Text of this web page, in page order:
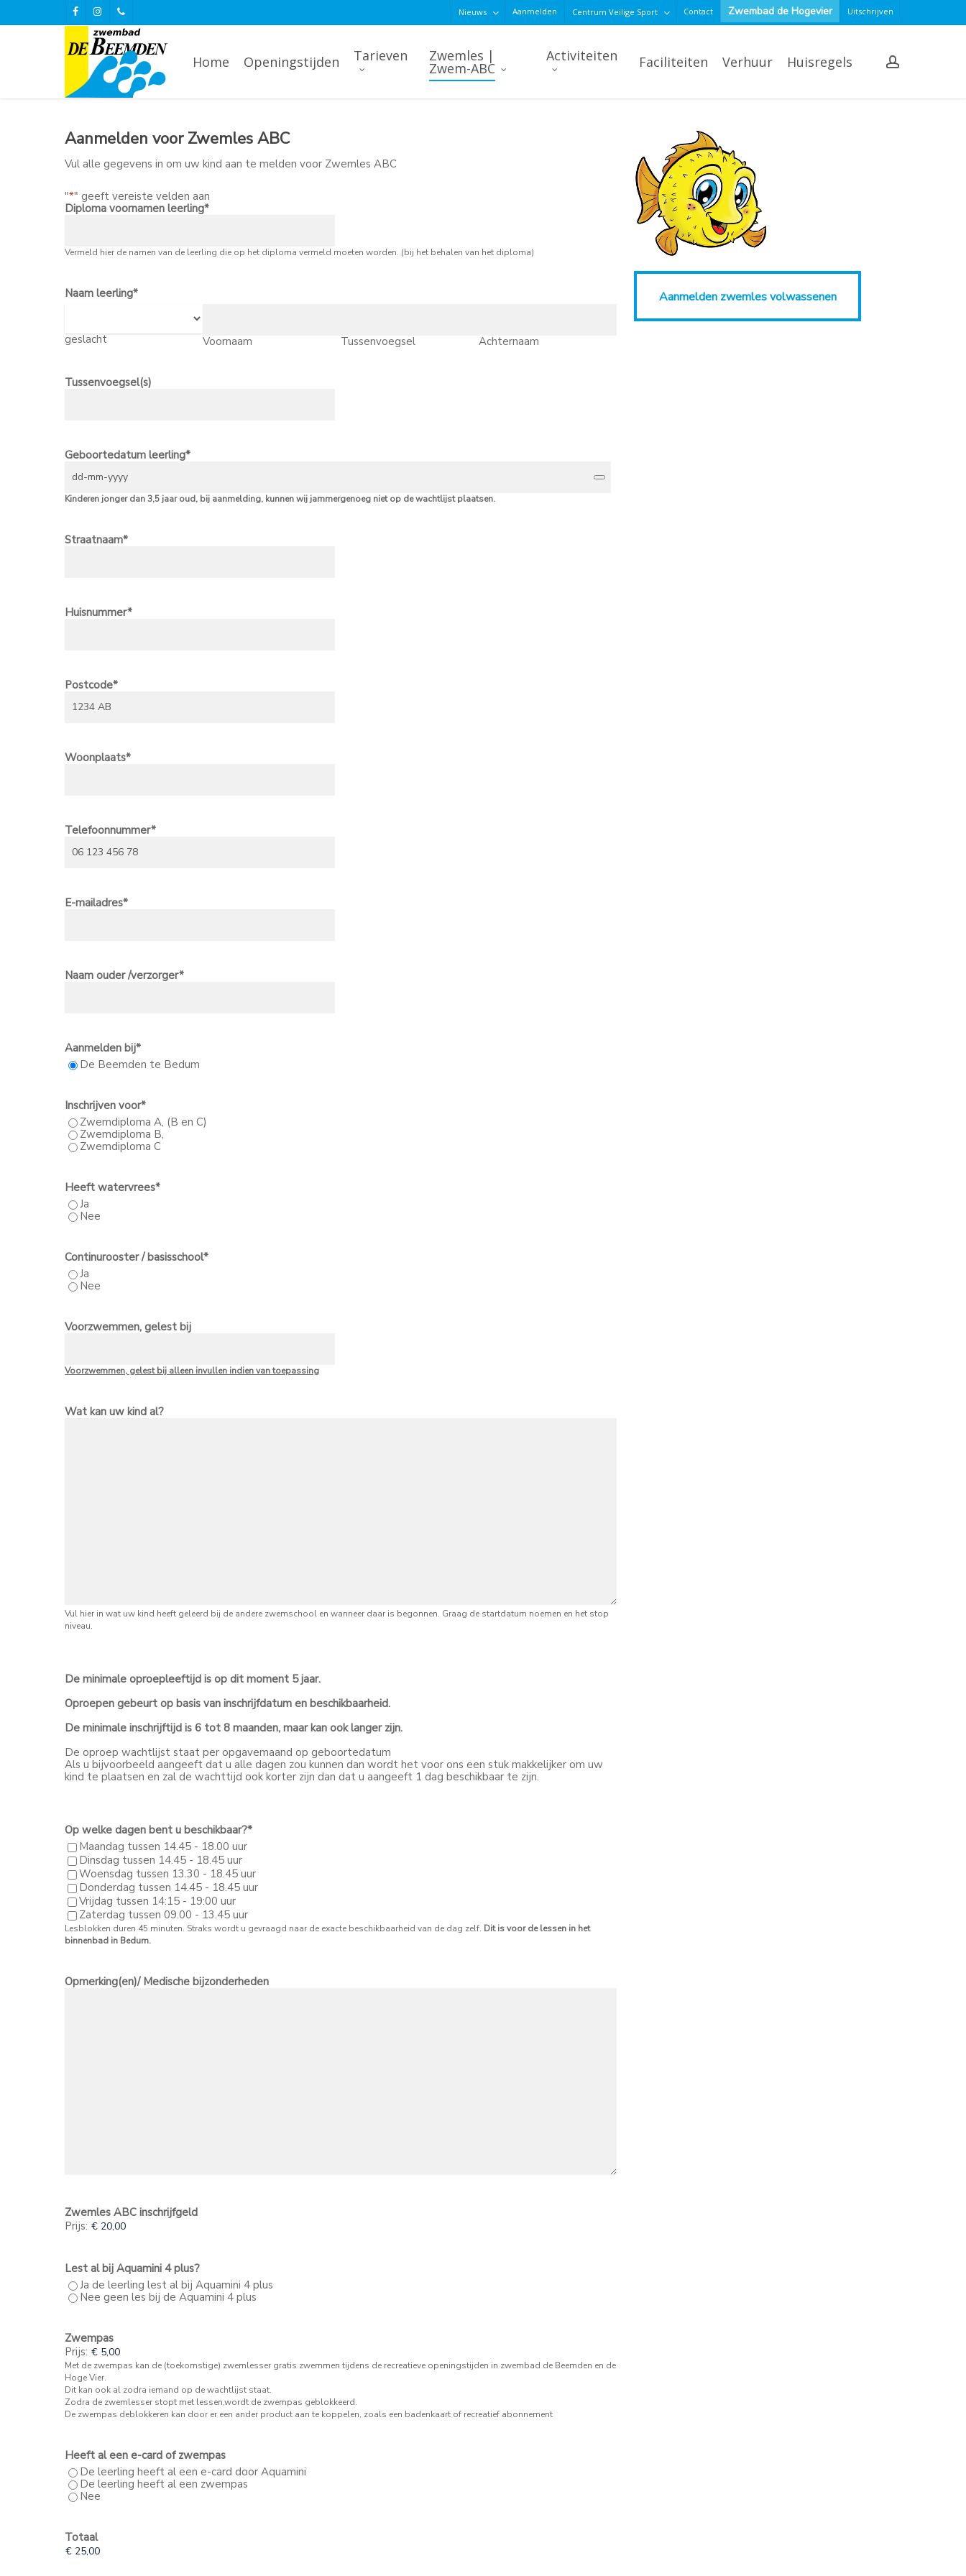
main
facebookinstagramphone
Nieuws Aanmelden Centrum Veilige Sport Contact Zwembad de Hogevier Uitschrijven
Home Openingstijden Tarieven Zwemles |
Zwem-ABC
Activiteiten Faciliteiten Verhuur Huisregels account
Aanmelden voor Zwemles ABC
Vul alle gegevens in om uw kind aan te melden voor Zwemles ABC
"*" geeft vereiste velden aan
Diploma voornamen leerling*
Vermeld hier de namen van de leerling die op het diploma vermeld moeten worden. (bij het behalen van het diploma)
Naam leerling*
geslacht Voornaam Tussenvoegsel Achternaam
Tussenvoegsel(s)
Geboortedatum leerling*
Kinderen jonger dan 3,5 jaar oud, bij aanmelding, kunnen wij jammergenoeg niet op de wachtlijst plaatsen.
Straatnaam*
Huisnummer*
Postcode*
Woonplaats*
Telefoonnummer*
E-mailadres*
Naam ouder /verzorger*
Aanmelden bij*
De Beemden te Bedum
Inschrijven voor*
Zwemdiploma A, (B en C)
Zwemdiploma B,
Zwemdiploma C
Heeft watervrees*
Ja
Nee
Continurooster / basisschool*
Ja
Nee
Voorzwemmen, gelest bij
Voorzwemmen, gelest bij alleen invullen indien van toepassing
Wat kan uw kind al?
Vul hier in wat uw kind heeft geleerd bij de andere zwemschool en wanneer daar is begonnen. Graag de startdatum noemen en het stop
niveau.
De minimale oproepleeftijd is op dit moment 5 jaar.
Oproepen gebeurt op basis van inschrijfdatum en beschikbaarheid.
De minimale inschrijftijd is 6 tot 8 maanden, maar kan ook langer zijn.
De oproep wachtlijst staat per opgavemaand op geboortedatum
Als u bijvoorbeeld aangeeft dat u alle dagen zou kunnen dan wordt het voor ons een stuk makkelijker om uw
kind te plaatsen en zal de wachttijd ook korter zijn dan dat u aangeeft 1 dag beschikbaar te zijn.
Op welke dagen bent u beschikbaar?*
Maandag tussen 14.45 - 18.00 uur
Dinsdag tussen 14.45 - 18.45 uur
Woensdag tussen 13.30 - 18.45 uur
Donderdag tussen 14.45 - 18.45 uur
Vrijdag tussen 14:15 - 19:00 uur
Zaterdag tussen 09.00 - 13.45 uur
Lesblokken duren 45 minuten. Straks wordt u gevraagd naar de exacte beschikbaarheid van de dag zelf. Dit is voor de lessen in het
binnenbad in Bedum.
Opmerking(en)/ Medische bijzonderheden
Zwemles ABC inschrijfgeld
Prijs:
Lest al bij Aquamini 4 plus?
Ja de leerling lest al bij Aquamini 4 plus
Nee geen les bij de Aquamini 4 plus
Zwempas
Prijs:
Met de zwempas kan de (toekomstige) zwemlesser gratis zwemmen tijdens de recreatieve openingstijden in zwembad de Beemden en de
Hoge Vier.
Dit kan ook al zodra iemand op de wachtlijst staat.
Zodra de zwemlesser stopt met lessen,wordt de zwempas geblokkeerd.
De zwempas deblokkeren kan door er een ander product aan te koppelen, zoals een badenkaart of recreatief abonnement
Heeft al een e-card of zwempas
De leerling heeft al een e-card door Aquamini
De leerling heeft al een zwempas
Nee
Totaal
Aanmelden zwemles volwassenen
Aanmelden zwemles volwassenen